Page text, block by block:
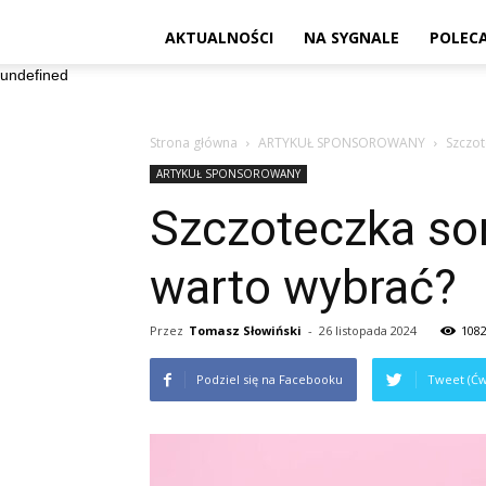
AKTUALNOŚCI NA SYGNALE
undefined
Strona główna ARTYKUŁ SPONSOROWANY
ARTYKUŁ SPONSOROWANY
Szczoteczka
warto wybrać?
Przez Tomasz Słowiński - 26 listopada 2024 1082
Podziel się na Facebooku Tweet